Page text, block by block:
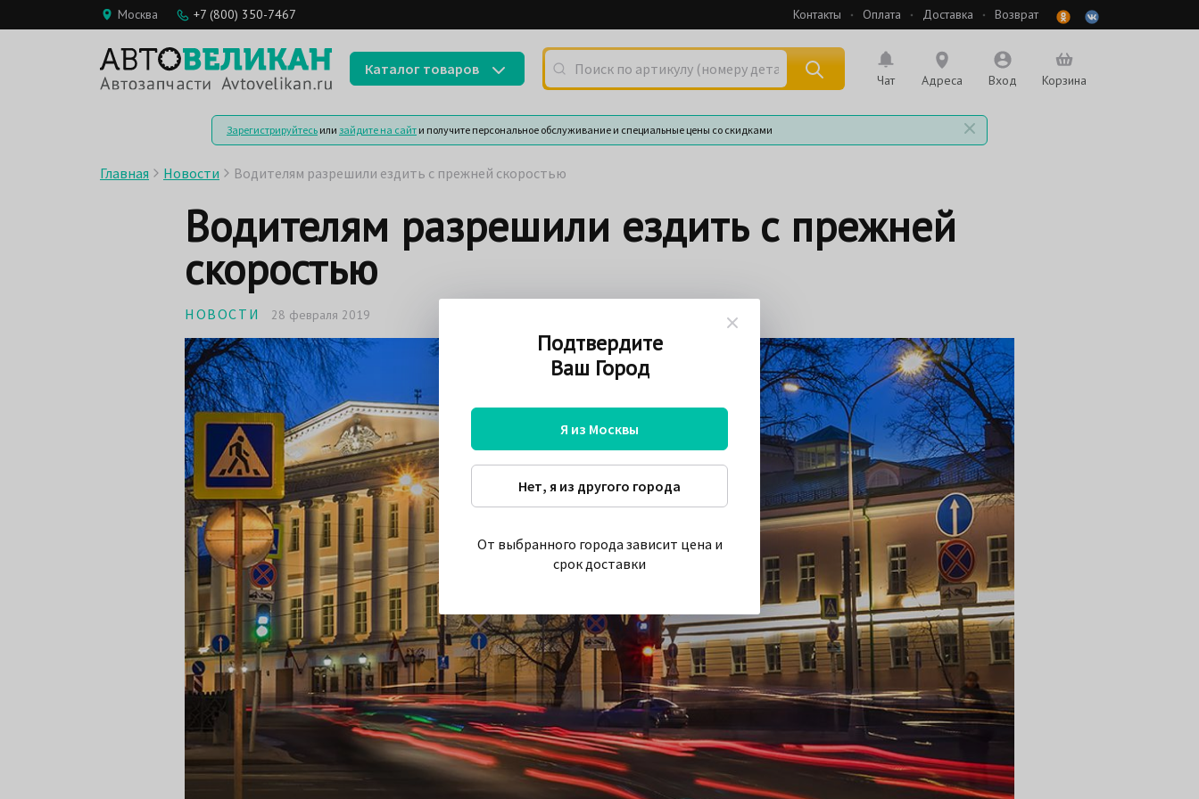
Москва +7 (800) 350-7467 Контакты Оплата Доставка Возврат
Каталог товаров
Поиск по артикулу (номеру детали) или по названию
Чат Адреса Вход Корзина
Зарегистрируйтесь или зайдите на сайт и получите персональное обслуживание и специальные цены со скидками
Главная Новости Водителям разрешили ездить с прежней скоростью
Водителям разрешили ездить с прежней
скоростью
НОВОСТИ 28 февраля 2019
Подтвердите
Ваш Город
Я из Москвы
Нет, я из другого города
От выбранного города зависит цена и
срок доставки